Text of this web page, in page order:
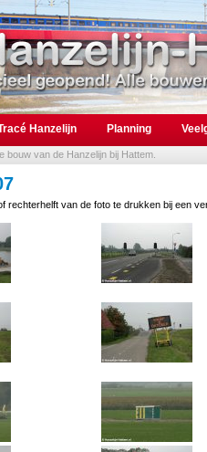
Hanzelijn Planning
bouw van de Hanzelijn bij Hattem.
van de foto te drukken bij een